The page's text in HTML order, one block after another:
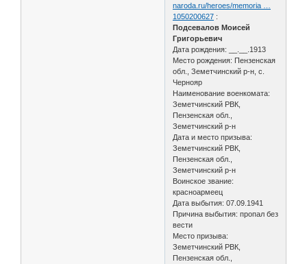
naroda.ru/heroes/memoria …
1050200627 :
Подсевалов Моисей
Григорьевич
Дата рождения: __.__.1913
Место рождения: Пензенская
обл., Земетчинский р-н, с.
Чернояр
Наименование военкомата:
Земетчинский РВК,
Пензенская обл.,
Земетчинский р-н
Дата и место призыва:
Земетчинский РВК,
Пензенская обл.,
Земетчинский р-н
Воинское звание:
красноармеец
Дата выбытия: 07.09.1941
Причина выбытия: пропал без
вести
Место призыва:
Земетчинский РВК,
Пензенская обл.,